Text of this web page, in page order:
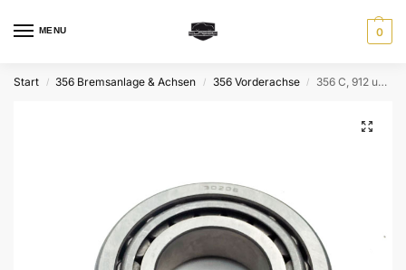
MENU 0
Start / 356 Bremsanlage & Achsen / 356 Vorderachse / 356 C, 912 und 911 Radlager vorne innen